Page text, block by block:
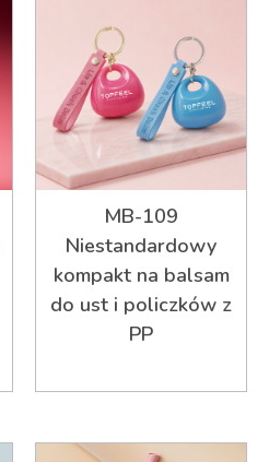
MB-109
Niestandardowy
kompakt na balsam
do ust i policzków z
PP